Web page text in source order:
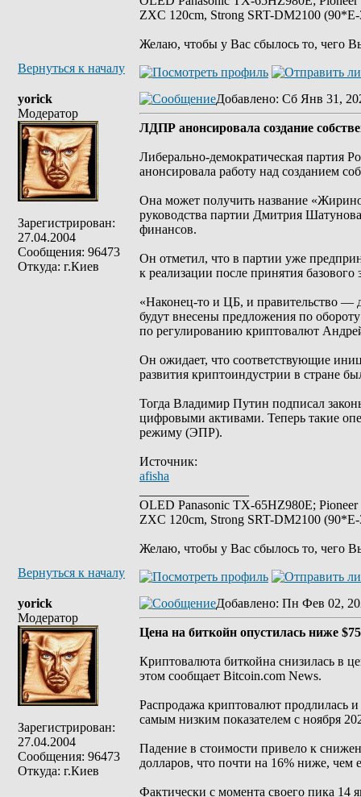
ZXC 120cm, Strong SRT-DM2100
Желаю, чтобы у Вас сбылось то, чего
Вернуться к началу
yorick
Модератор
Зарегистрирован:
27.04.2004
Сообщения: 96473
Откуда: г.Киев
Добавлено: Сб Янв 31,
ЛДПР анонсировала создание
Либерально-демократическая партия
анонсировала работу над созданием
Она может получить название
руководства партии Дмитрия
финансов.
Он отметил, что в партии уже
к реализации после принятия
«Наконец-то и ЦБ, и правительство —
будут внесены предложения по
по регулированию криптовалют
Он ожидает, что соответствующие
развития криптоиндустрии в стране
Тогда Владимир Путин подписал
цифровыми активами. Теперь такие
режиму (ЭПР).
Источник:
afisha
OLED Panasonic TX-65HZ980E;
ZXC 120cm, Strong SRT-DM2100
Желаю, чтобы у Вас сбылось то, чего
Вернуться к началу
yorick
Модератор
Зарегистрирован:
27.04.2004
Сообщения: 96473
Откуда: г.Киев
Добавлено: Пн Фев 02,
Цена на биткойн опустилась ниже
Криптовалюта биткойна снизилась в
этом сообщает Bitcoin.com News.
Распродажа криптовалют продлилась
самым низким показателем с ноября
Падение в стоимости привело к
долларов, что почти на 16% ниже, чем
Фактически с момента своего пика 14